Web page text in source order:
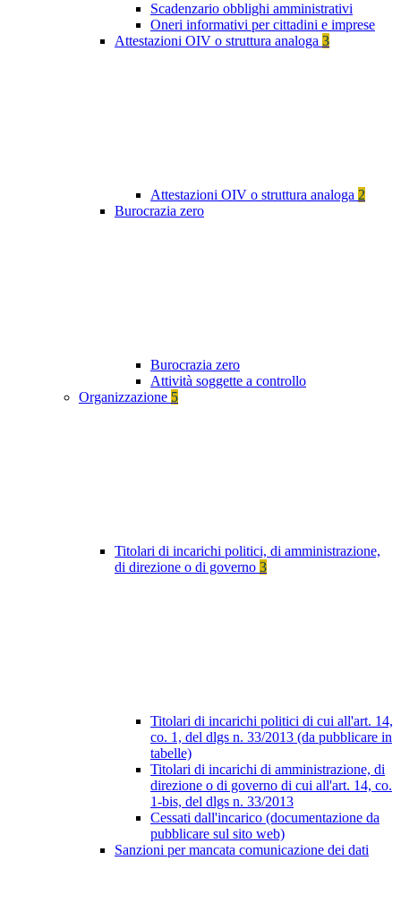
Scadenzario obblighi amministrativi
Oneri informativi per cittadini e imprese
Attestazioni OIV o struttura analoga 3
Attestazioni OIV o struttura analoga 2
Burocrazia zero
Burocrazia zero
Attività soggette a controllo
Organizzazione 5
Titolari di incarichi politici, di amministrazione,
di direzione o di governo 3
Titolari di incarichi politici di cui all'art. 14,
co. 1, del dlgs n. 33/2013 (da pubblicare in
tabelle)
Titolari di incarichi di amministrazione, di
direzione o di governo di cui all'art. 14, co.
1-bis, del dlgs n. 33/2013
Cessati dall'incarico (documentazione da
pubblicare sul sito web)
Sanzioni per mancata comunicazione dei dati